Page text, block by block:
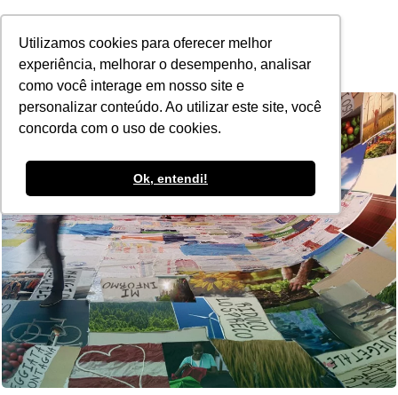
Utilizamos cookies para oferecer melhor
experiência, melhorar o desempenho, analisar
como você interage em nosso site e
personalizar conteúdo. Ao utilizar este site, você
concorda com o uso de cookies.
Ok, entendi!
POR